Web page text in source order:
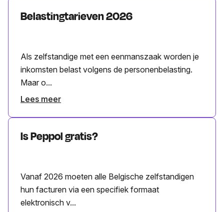
Belastingtarieven 2026
Als zelfstandige met een eenmanszaak worden je
inkomsten belast volgens de personenbelasting.
Maar o...
Lees meer
Is Peppol gratis?
Vanaf 2026 moeten alle Belgische zelfstandigen
hun facturen via een specifiek formaat
elektronisch v...